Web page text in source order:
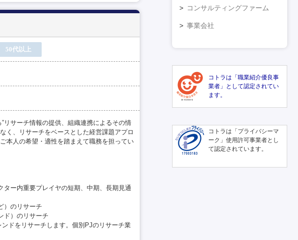
50代以上
リサーチ情報の提供、組織連携によるその情
く、リサーチをベースとした経営課題アプロ
本人の希望・適性を踏まえて職務を担ってい
ー内重要プレイヤの短期、中期、長期見通
）のリサーチ
ド）のリサーチ
ドをリサーチします。個別PJのリサーチ業
コンサルティングファーム
事業会社
コトラは「職業紹介優良事
業者」として認定されてい
ます。
コトラは「プライバシーマ
ーク」使用許可事業者とし
て認定されています。